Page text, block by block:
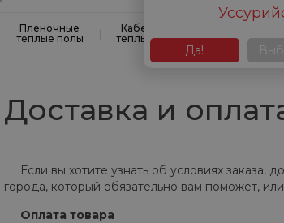
Пленочные
теплые полы
Кабельные
теплые полы
маты
Доставка и
Если вы хотите узнать об условиях заказа,
города, который обязательно вам поможет,
Оплата товара
Да!